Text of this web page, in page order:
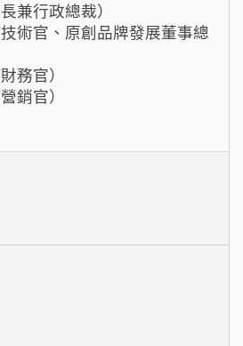
兼行政總裁）
術官、原創品牌發展董事總
務官）
銷官）